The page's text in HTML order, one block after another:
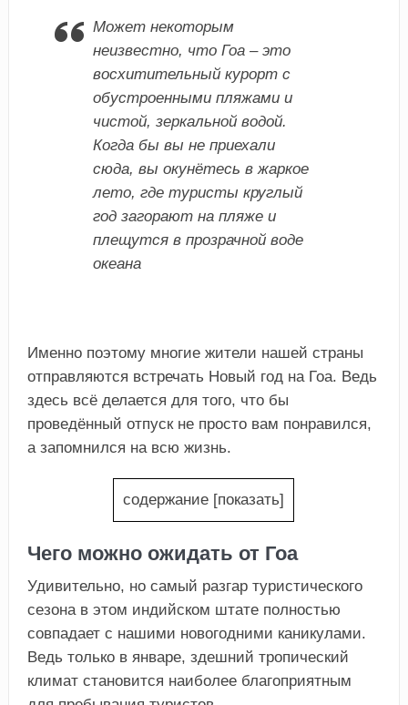
Может некоторым
неизвестно, что Гоа – это
восхитительный курорт с
обустроенными пляжами и
чистой, зеркальной водой.
Когда бы вы не приехали
сюда, вы окунётесь в жаркое
лето, где туристы круглый
год загорают на пляже и
плещутся в прозрачной воде
океана
Именно поэтому многие жители нашей страны
отправляются встречать Новый год на Гоа. Ведь
здесь всё делается для того, что бы
проведённый отпуск не просто вам понравился,
а запомнился на всю жизнь.
содержание [показать]
Чего можно ожидать от Гоа
Удивительно, но самый разгар туристического
сезона в этом индийском штате полностью
совпадает с нашими новогодними каникулами.
Ведь только в январе, здешний тропический
климат становится наиболее благоприятным